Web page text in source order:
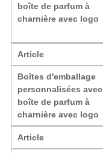
boîte de parfum à
charnière avec logo
Article
Boîtes d'emballage
personnalisées avec
boîte de parfum à
charnière avec logo
Article